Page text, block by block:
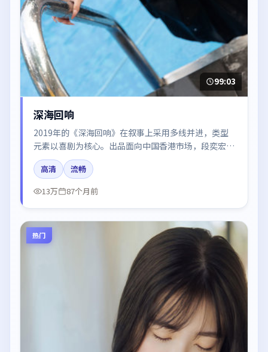
99:03
深海回响
2019年的《深海回响》在叙事上采用多线并进，类型
元素以喜剧为核心。出品面向中国香港市场，段奕宏、
倪妮、白宇、黄渤、咏梅所饰角色推动关键反转，结尾
留白引发讨论。
高清
流畅
13万
87个月前
热门